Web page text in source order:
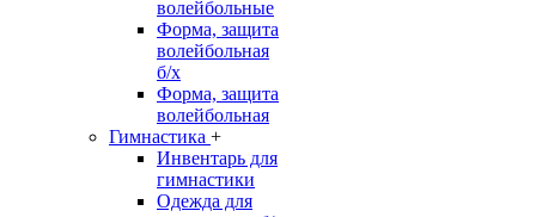
волейбольные
Форма, защита
волейбольная
б/х
Форма, защита
волейбольная
Гимнастика +
Инвентарь для
гимнастики
Одежда для